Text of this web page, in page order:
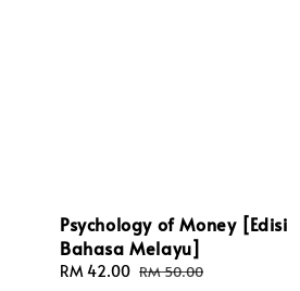
Psychology of Money [Edisi
Bahasa Melayu]
Sale
RM 42.00 Regular
RM 50.00